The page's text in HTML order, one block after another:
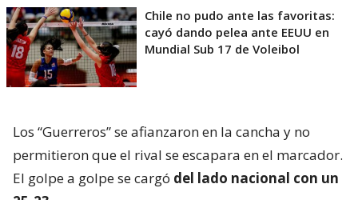
Chile no pudo ante las favoritas:
cayó dando pelea ante EEUU en
Mundial Sub 17 de Voleibol
Los “Guerreros” se afianzaron en la cancha y no
permitieron que el rival se escapara en el marcador.
El golpe a golpe se cargó del lado nacional con un